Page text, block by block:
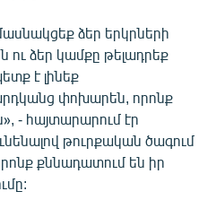
ձեր երկրների
ու ձեր կամքը թելադրեք
է լինեք
փոխարեն, որոնք
- հայտարարում էր
թուրքական ծագում
քննադատում են իր